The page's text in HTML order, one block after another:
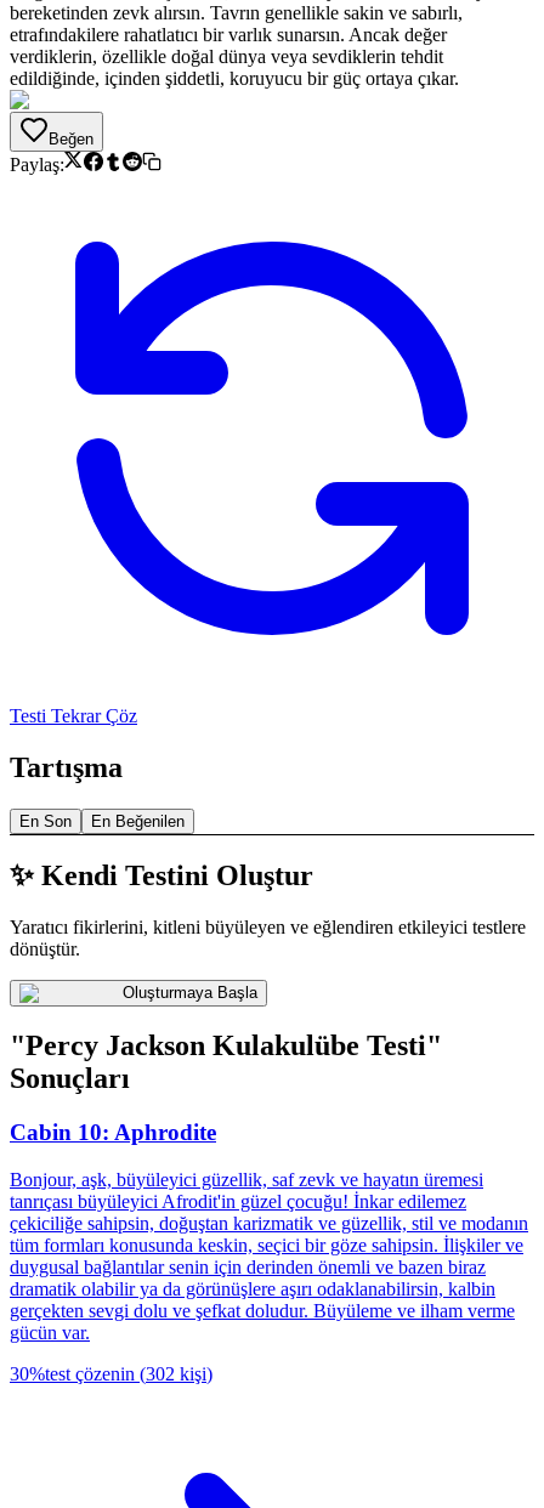
bereketinden zevk alırsın. Tavrın genellikle sakin ve sabırlı,
etrafındakilere rahatlatıcı bir varlık sunarsın. Ancak değer
verdiklerin, özellikle doğal dünya veya sevdiklerin tehdit
edildiğinde, içinden şiddetli, koruyucu bir güç ortaya çıkar.
Beğen
Paylaş:
Testi Tekrar Çöz
Tartışma
En Son En Beğenilen
✨ Kendi Testini Oluştur
Yaratıcı fikirlerini, kitleni büyüleyen ve eğlendiren etkileyici testlere
dönüştür.
Oluşturmaya Başla
"Percy Jackson Kulakulübe Testi"
Sonuçları
Cabin 10: Aphrodite
Bonjour, aşk, büyüleyici güzellik, saf zevk ve hayatın üremesi
tanrıçası büyüleyici Afrodit'in güzel çocuğu! İnkar edilemez
çekiciliğe sahipsin, doğuştan karizmatik ve güzellik, stil ve modanın
tüm formları konusunda keskin, seçici bir göze sahipsin. İlişkiler ve
duygusal bağlantılar senin için derinden önemli ve bazen biraz
dramatik olabilir ya da görünüşlere aşırı odaklanabilirsin, kalbin
gerçekten sevgi dolu ve şefkat doludur. Büyüleme ve ilham verme
gücün var.
30%test çözenin (302 kişi)